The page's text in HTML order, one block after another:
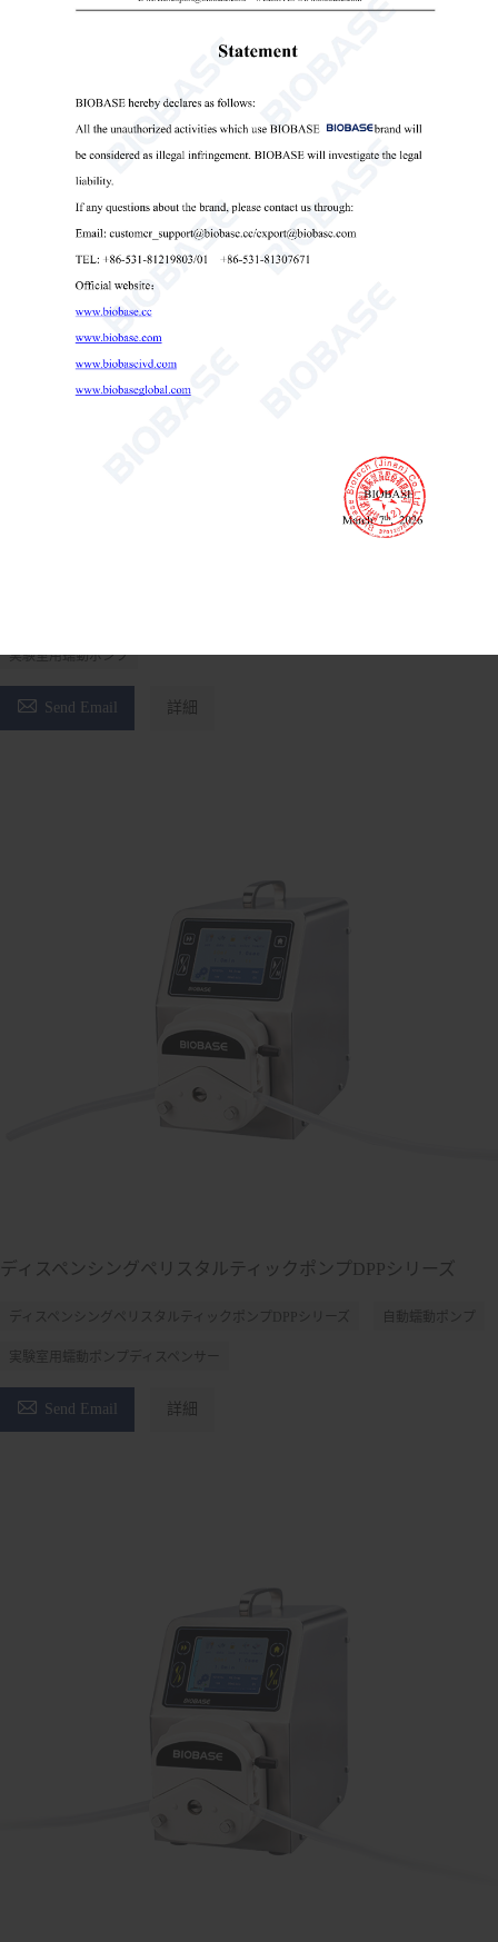
ディスペンシングペリスタルティックポンプ 公衆衛生局-100-
ボーイフレンド 公衆衛生局-300-ボーイフレンド 公衆衛生
実験室用蠕動ポンプ
 Send Email 詳細
ディスペンシングペリスタルティックポンプDPPシリーズ
ディスペンシングペリスタルティックポンプDPPシリーズ 自動蠕動ポンプ
実験室用蠕動ポンプディスペンサー
 Send Email 詳細